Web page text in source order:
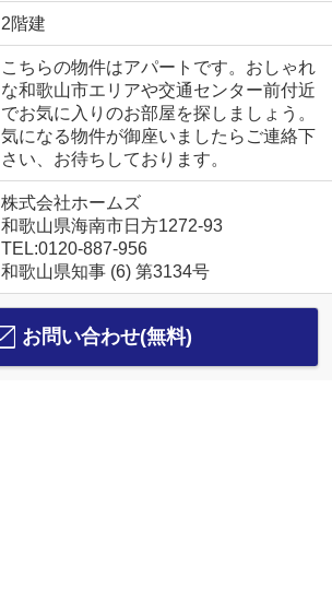
2階建
こちらの物件はアパートです。おしゃれ
な和歌山市エリアや交通センター前付近
でお気に入りのお部屋を探しましょう。
気になる物件が御座いましたらご連絡下
さい、お待ちしております。
株式会社ホームズ
和歌山県海南市日方1272-93
TEL:0120-887-956
和歌山県知事 (6) 第3134号
お問い合わせ(無料)